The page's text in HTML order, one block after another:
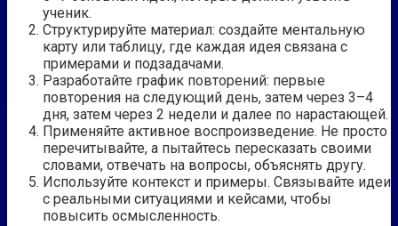
ученик.
Структурируйте материал: создайте ментальную
карту или таблицу, где каждая идея связана с
примерами и подзадачами.
Разработайте график повторений: первые
повторения на следующий день, затем через 3–4
дня, затем через 2 недели и далее по нарастающей.
Применяйте активное воспроизведение. Не просто
перечитывайте, а пытайтесь пересказать своими
словами, отвечать на вопросы, объяснять другу.
Используйте контекст и примеры. Связывайте идеи
с реальными ситуациями и кейсами, чтобы
повысить осмысленность.